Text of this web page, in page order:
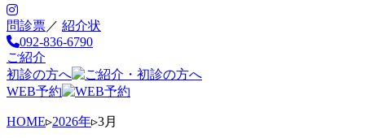
問診票／ 紹介状
092-836-6790
ご紹介
初診の方へ
WEB予約
HOME▹2026年▹3月